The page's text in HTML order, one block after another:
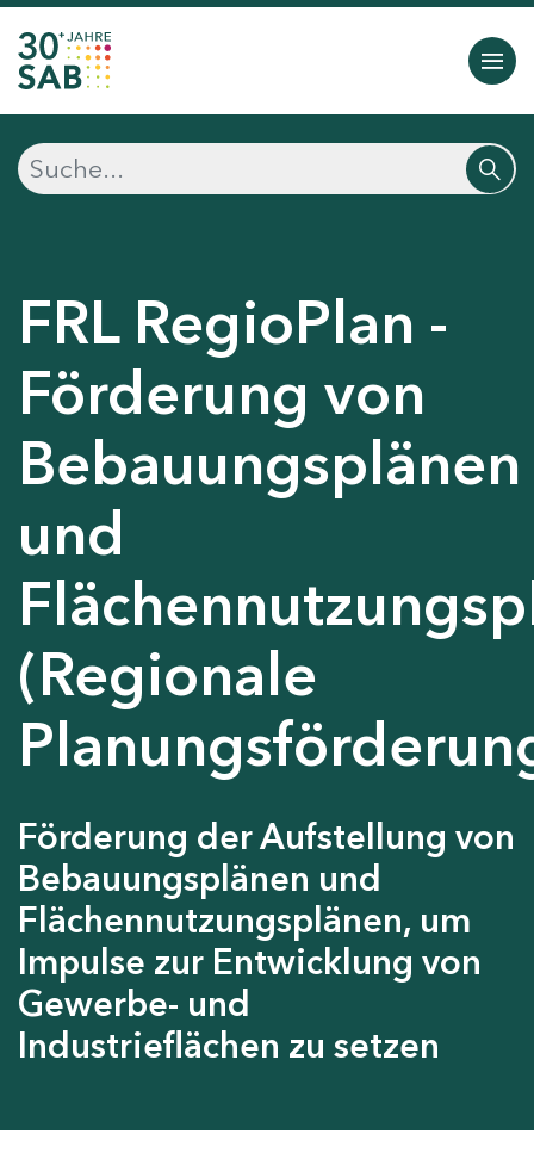
FRL RegioPlan -
Förderung von
Bebauungsplänen
und
(Regionale
Förderung der Aufstellung von
Bebauungsplänen und
Flächennutzungsplänen, um
Impulse zur Entwicklung von
Gewerbe- und
Industrieflächen zu setzen